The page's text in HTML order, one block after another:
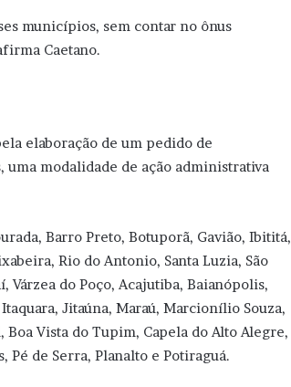
municípios, sem contar no ônus
Caetano.
elaboração de um pedido de
modalidade de ação administrativa
Barro Preto, Botuporã, Gavião, Ibititá,
Rio do Antonio, Santa Luzia, São
Várzea do Poço, Acajutiba, Baianópolis,
Jitaúna, Maraú, Marcionílio Souza,
Vista do Tupim, Capela do Alto Alegre,
de Serra, Planalto e Potiraguá.